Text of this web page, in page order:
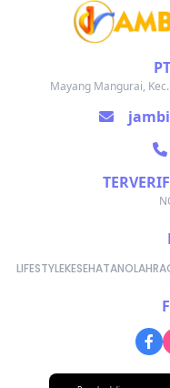
Mayang Mangurai,
LIFESTYLEKESEHATAN